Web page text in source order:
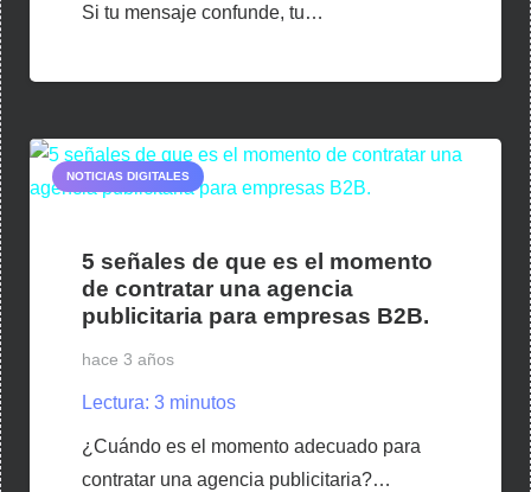
Si tu mensaje confunde, tu…
NOTICIAS DIGITALES
5 señales de que es el momento
de contratar una agencia
publicitaria para empresas B2B.
hace 3 años
Lectura: 3 minutos
¿Cuándo es el momento adecuado para
contratar una agencia publicitaria?…